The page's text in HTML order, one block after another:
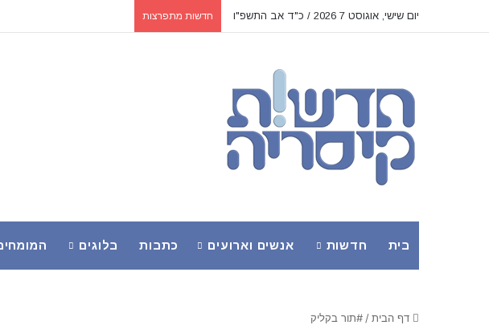
יום שישי, אוגוסט 7 2026 / כ"ד אב התשפ"ו חדשות מתפרצות
בית חדשות אנשים וארועים כתבות בלוגים
דף הבית/ #תור בקליק